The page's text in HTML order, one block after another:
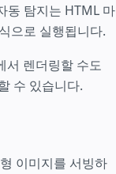
동 탐지는 HTML 마
으로 실행됩니다.
서 렌더링할 수도
수 있습니다.
이미지를 서빙하